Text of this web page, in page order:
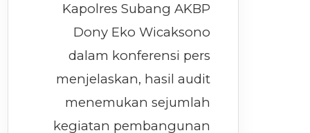
Kapolres Subang AKBP
Dony Eko Wicaksono
dalam konferensi pers
menjelaskan, hasil audit
menemukan sejumlah
kegiatan pembangunan